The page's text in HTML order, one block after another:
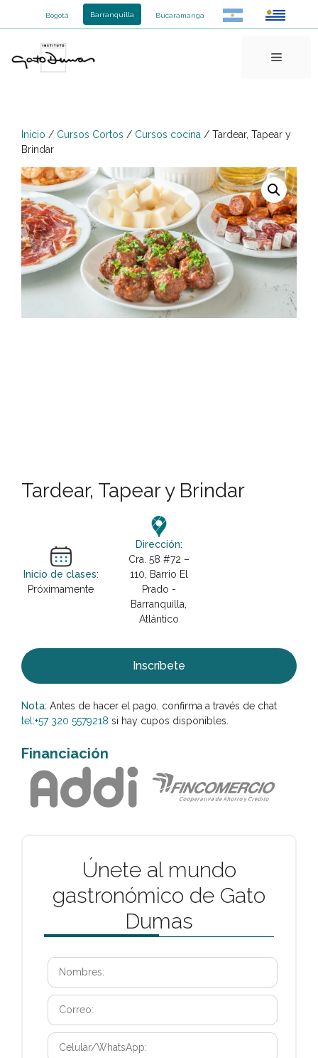
Bogotá Barranquilla Bucaramanga
Menú
Inicio / Cursos Cortos / Cursos cocina / Tardear, Tapear y
Brindar
Tardear, Tapear y Brindar
Inicio de clases:
Próximamente
Dirección:
Cra. 58 #72 –
110, Barrio El
Prado -
Barranquilla,
Atlántico
Inscríbete
Nota: Antes de hacer el pago, confirma a través de chat
tel:+57 320 5579218 si hay cupos disponibles.
Financiación
Únete al mundo
gastronómico de Gato
Dumas